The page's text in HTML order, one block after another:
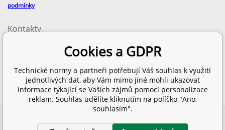
podmínky
Kontakty
info@technickenormy.cz
obchod@technickenormy.cz
Telefon:
+420 377 387 684
Cookies a GDPR
Technické normy a partneři potřebují Váš souhlas k využití
jednotlivých dat, aby Vám mimo jiné mohli ukazovat
informace týkající se Vašich zájmů pomocí personalizace
reklam. Souhlas udělíte kliknutím na políčko "Ano,
souhlasím".